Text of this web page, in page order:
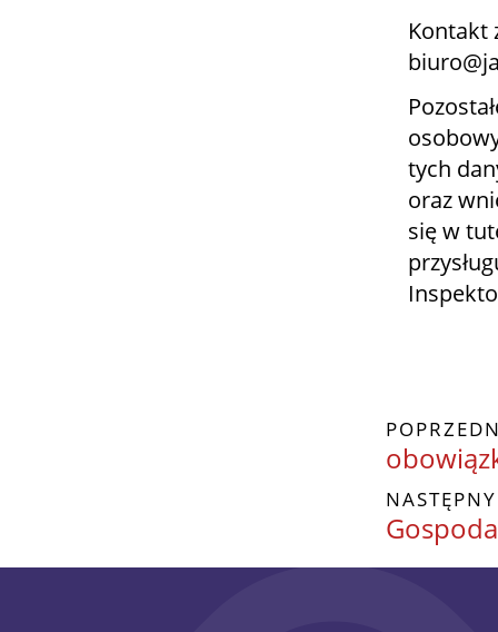
Kontakt
tych
oraz
się w